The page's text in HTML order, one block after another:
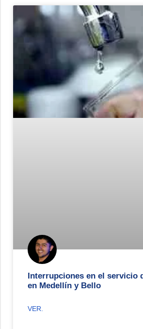
Interrupciones en el servicio
en Medellín y Bello
VER.